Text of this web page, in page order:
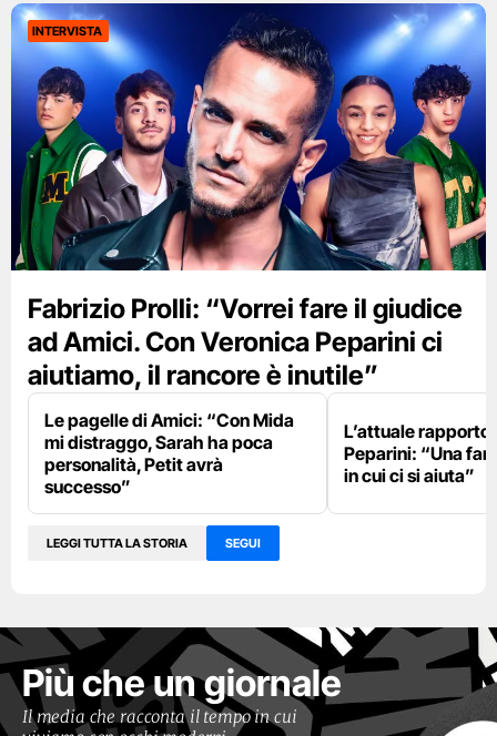
INTERVISTA
Fabrizio Prolli: “Vorrei fare il giudice
ad Amici. Con Veronica Peparini ci
aiutiamo, il rancore è inutile”
Le pagelle di Amici: “Con Mida
mi distraggo, Sarah ha poca
personalità, Petit avrà
successo”
L’attuale rapporto
Peparini: “Una
in cui ci si aiuta”
LEGGI TUTTA LA STORIA SEGUI
Più che un giornale
Il media che racconta il tempo in cui